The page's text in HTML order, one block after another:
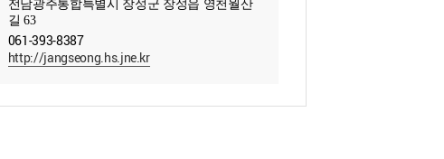
전남광주통합특별시 장성군 장성읍 영천월산
길 63
061-393-8387
http://jangseong.hs.jne.kr